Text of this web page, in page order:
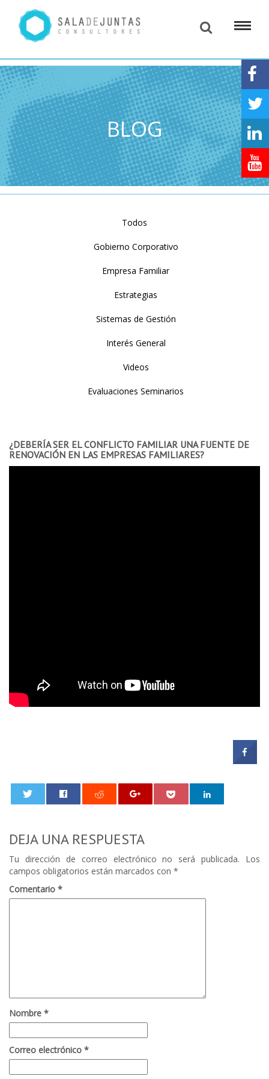
BLOG
Todos
Gobierno Corporativo
Empresa Familiar
Estrategias
Sistemas de Gestión
Interés General
Videos
Evaluaciones Seminarios
¿DEBERÍA SER EL CONFLICTO FAMILIAR UNA FUENTE DE
RENOVACIÓN EN LAS EMPRESAS FAMILIARES?
DEJA UNA RESPUESTA
Tu dirección de correo electrónico no será publicada.
Los
campos obligatorios están marcados con *
Comentario *
Nombre *
Correo electrónico *